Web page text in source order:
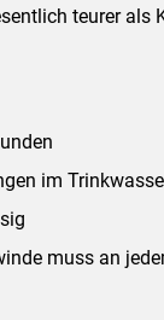
teurer als
im
muss an